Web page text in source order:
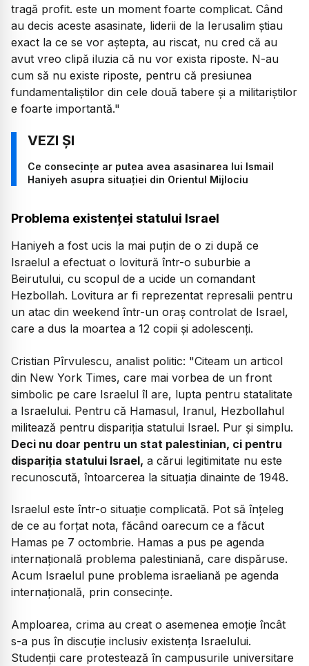
tragă profit. este un moment foarte complicat. Când
au decis aceste asasinate, liderii de la Ierusalim știau
exact la ce se vor aștepta, au riscat, nu cred că au
avut vreo clipă iluzia că nu vor exista riposte. N-au
cum să nu existe riposte, pentru că presiunea
fundamentaliștilor din cele două tabere și a militariștilor
e foarte importantă."
Ce consecințe ar putea avea asasinarea lui Ismail
Haniyeh asupra situației din Orientul Mijlociu
Problema existenței statului Israel
Haniyeh a fost ucis la mai puțin de o zi după ce
Israelul a efectuat o lovitură într-o suburbie a
Beirutului, cu scopul de a ucide un comandant
Hezbollah. Lovitura ar fi reprezentat represalii pentru
un atac din weekend într-un oraș controlat de Israel,
care a dus la moartea a 12 copii și adolescenți.
Cristian Pîrvulescu, analist politic: "Citeam un articol
din New York Times, care mai vorbea de un front
simbolic pe care Israelul îl are, lupta pentru statalitate
a Israelului. Pentru că Hamasul, Iranul, Hezbollahul
militează pentru dispariția statului Israel. Pur și simplu.
Deci nu doar pentru un stat palestinian, ci pentru
dispariția statului Israel, a cărui legitimitate nu este
recunoscută, întoarcerea la situația dinainte de 1948.
Israelul este într-o situație complicată. Pot să înțeleg
de ce au forțat nota, făcând oarecum ce a făcut
Hamas pe 7 octombrie. Hamas a pus pe agenda
internațională problema palestiniană, care dispăruse.
Acum Israelul pune problema israeliană pe agenda
internațională, prin consecințe.
Amploarea, crima au creat o asemenea emoție încât
s-a pus în discuție inclusiv existența Israelului.
Studenții care protestează în campusurile universitare